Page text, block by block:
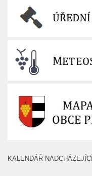
KALENDÁŘ